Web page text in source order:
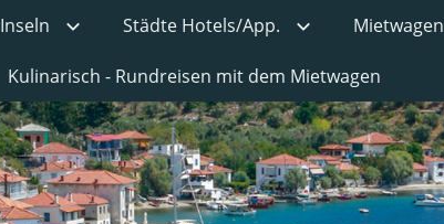
Inseln Städte Hotels/App. Mietwagen
Kulinarisch - Rundreisen mit dem Mietwagen